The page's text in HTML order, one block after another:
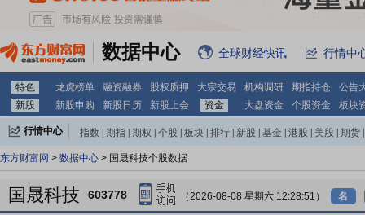
数据中心 全球财经快讯 行情中
特色 龙虎榜单 融资融券 股权质押 大宗交易 机构调研 期指持仓
公告
新股
新股申购 新股日历 新股上会 资金 大盘资金 个股资金 板块
行情中心 指数 期指 期权 个股 板块 排行 新股 基金 港股 美股 期货
东方财富网 > 数据中心 > 国晟科技个股数据
国晟科技 603778 （2026-08-08 星期六 12:28:51） 名